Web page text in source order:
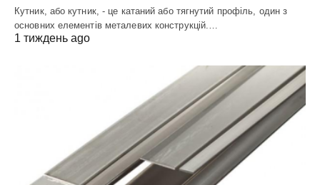
Кутник, або кутник, - це катаний або тягнутий профіль, один з
основних елементів металевих конструкцій.…
1 тиждень ago